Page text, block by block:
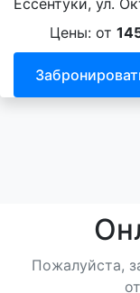
Ессентуки, ул.
Цены: от
Пожалуйста,